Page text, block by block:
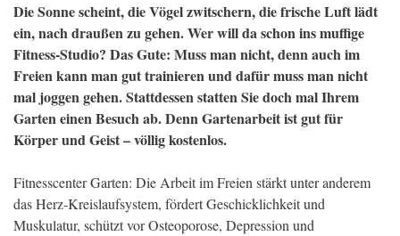
Die Sonne scheint, die Vögel zwitschern, die frische Luft lädt
ein, nach draußen zu gehen. Wer will da schon ins muffige
Fitness-Studio? Das Gute: Muss man nicht, denn auch im
Freien kann man gut trainieren und dafür muss man nicht
mal joggen gehen. Stattdessen statten Sie doch mal Ihrem
Garten einen Besuch ab. Denn Gartenarbeit ist gut für
Körper und Geist – völlig kostenlos.
Fitnesscenter Garten: Die Arbeit im Freien stärkt unter anderem
das Herz-Kreislaufsystem, fördert Geschicklichkeit und
Muskulatur, schützt vor Osteoporose, Depression und